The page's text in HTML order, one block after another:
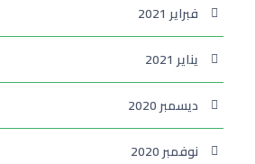
فبراير 2021
يناير 2021
ديسمبر 2020
نوفمبر 2020